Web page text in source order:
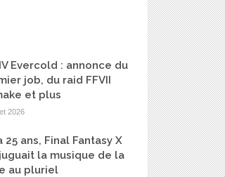
Evercold : annonce du
job, du raid FFVII
et plus
2026
25 ans, Final Fantasy X
la musique de la
au pluriel